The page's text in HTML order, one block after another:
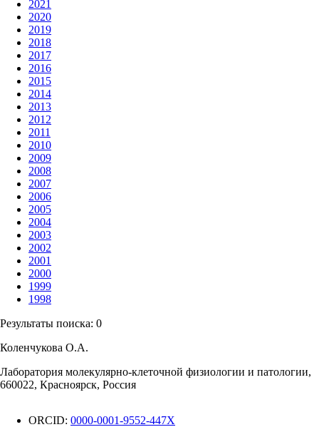
2021
2020
2019
2018
2017
2016
2015
2014
2013
2012
2011
2010
2009
2008
2007
2006
2005
2004
2003
2002
2001
2000
1999
1998
Результаты поиска: 0
Коленчукова О.А.
Лаборатория молекулярно-клеточной физиологии и патологии,
660022, Красноярск, Россия
ORCID: 0000-0001-9552-447X